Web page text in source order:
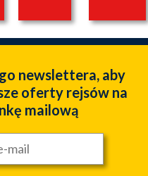
newslettera, aby
oferty rejsów na
mailową